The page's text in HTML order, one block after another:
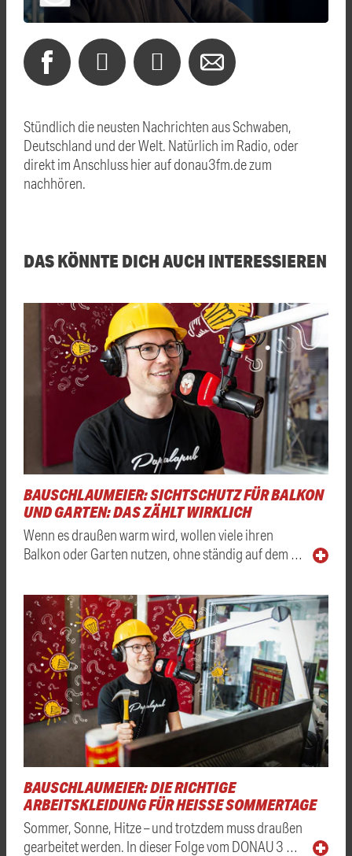
Stündlich die neusten Nachrichten aus Schwaben,
Deutschland und der Welt. Natürlich im Radio, oder
direkt im Anschluss hier auf donau3fm.de zum
nachhören.
DAS KÖNNTE DICH AUCH INTERESSIEREN
BAUSCHLAUMEIER: SICHTSCHUTZ FÜR BALKON
UND GARTEN: DAS ZÄHLT WIRKLICH
Wenn es draußen warm wird, wollen viele ihren
Balkon oder Garten nutzen, ohne ständig auf dem …
BAUSCHLAUMEIER: DIE RICHTIGE
ARBEITSKLEIDUNG FÜR HEISSE SOMMERTAGE
Sommer, Sonne, Hitze – und trotzdem muss draußen
gearbeitet werden. In dieser Folge vom DONAU 3 …